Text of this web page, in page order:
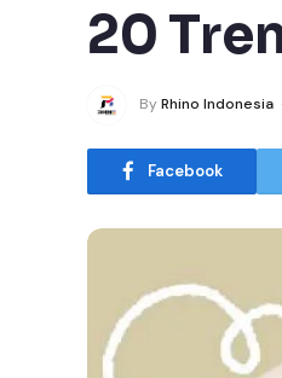
20
ByRhino Indonesia
Facebook